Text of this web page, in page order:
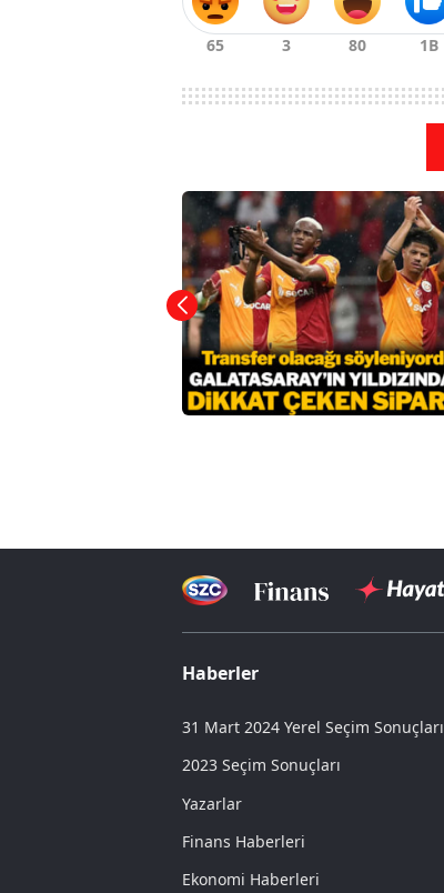
Haberler
31 Mart 2024 Yerel Seçim Sonuçları
2023 Seçim Sonuçları
Yazarlar
Finans Haberleri
Ekonomi Haberleri